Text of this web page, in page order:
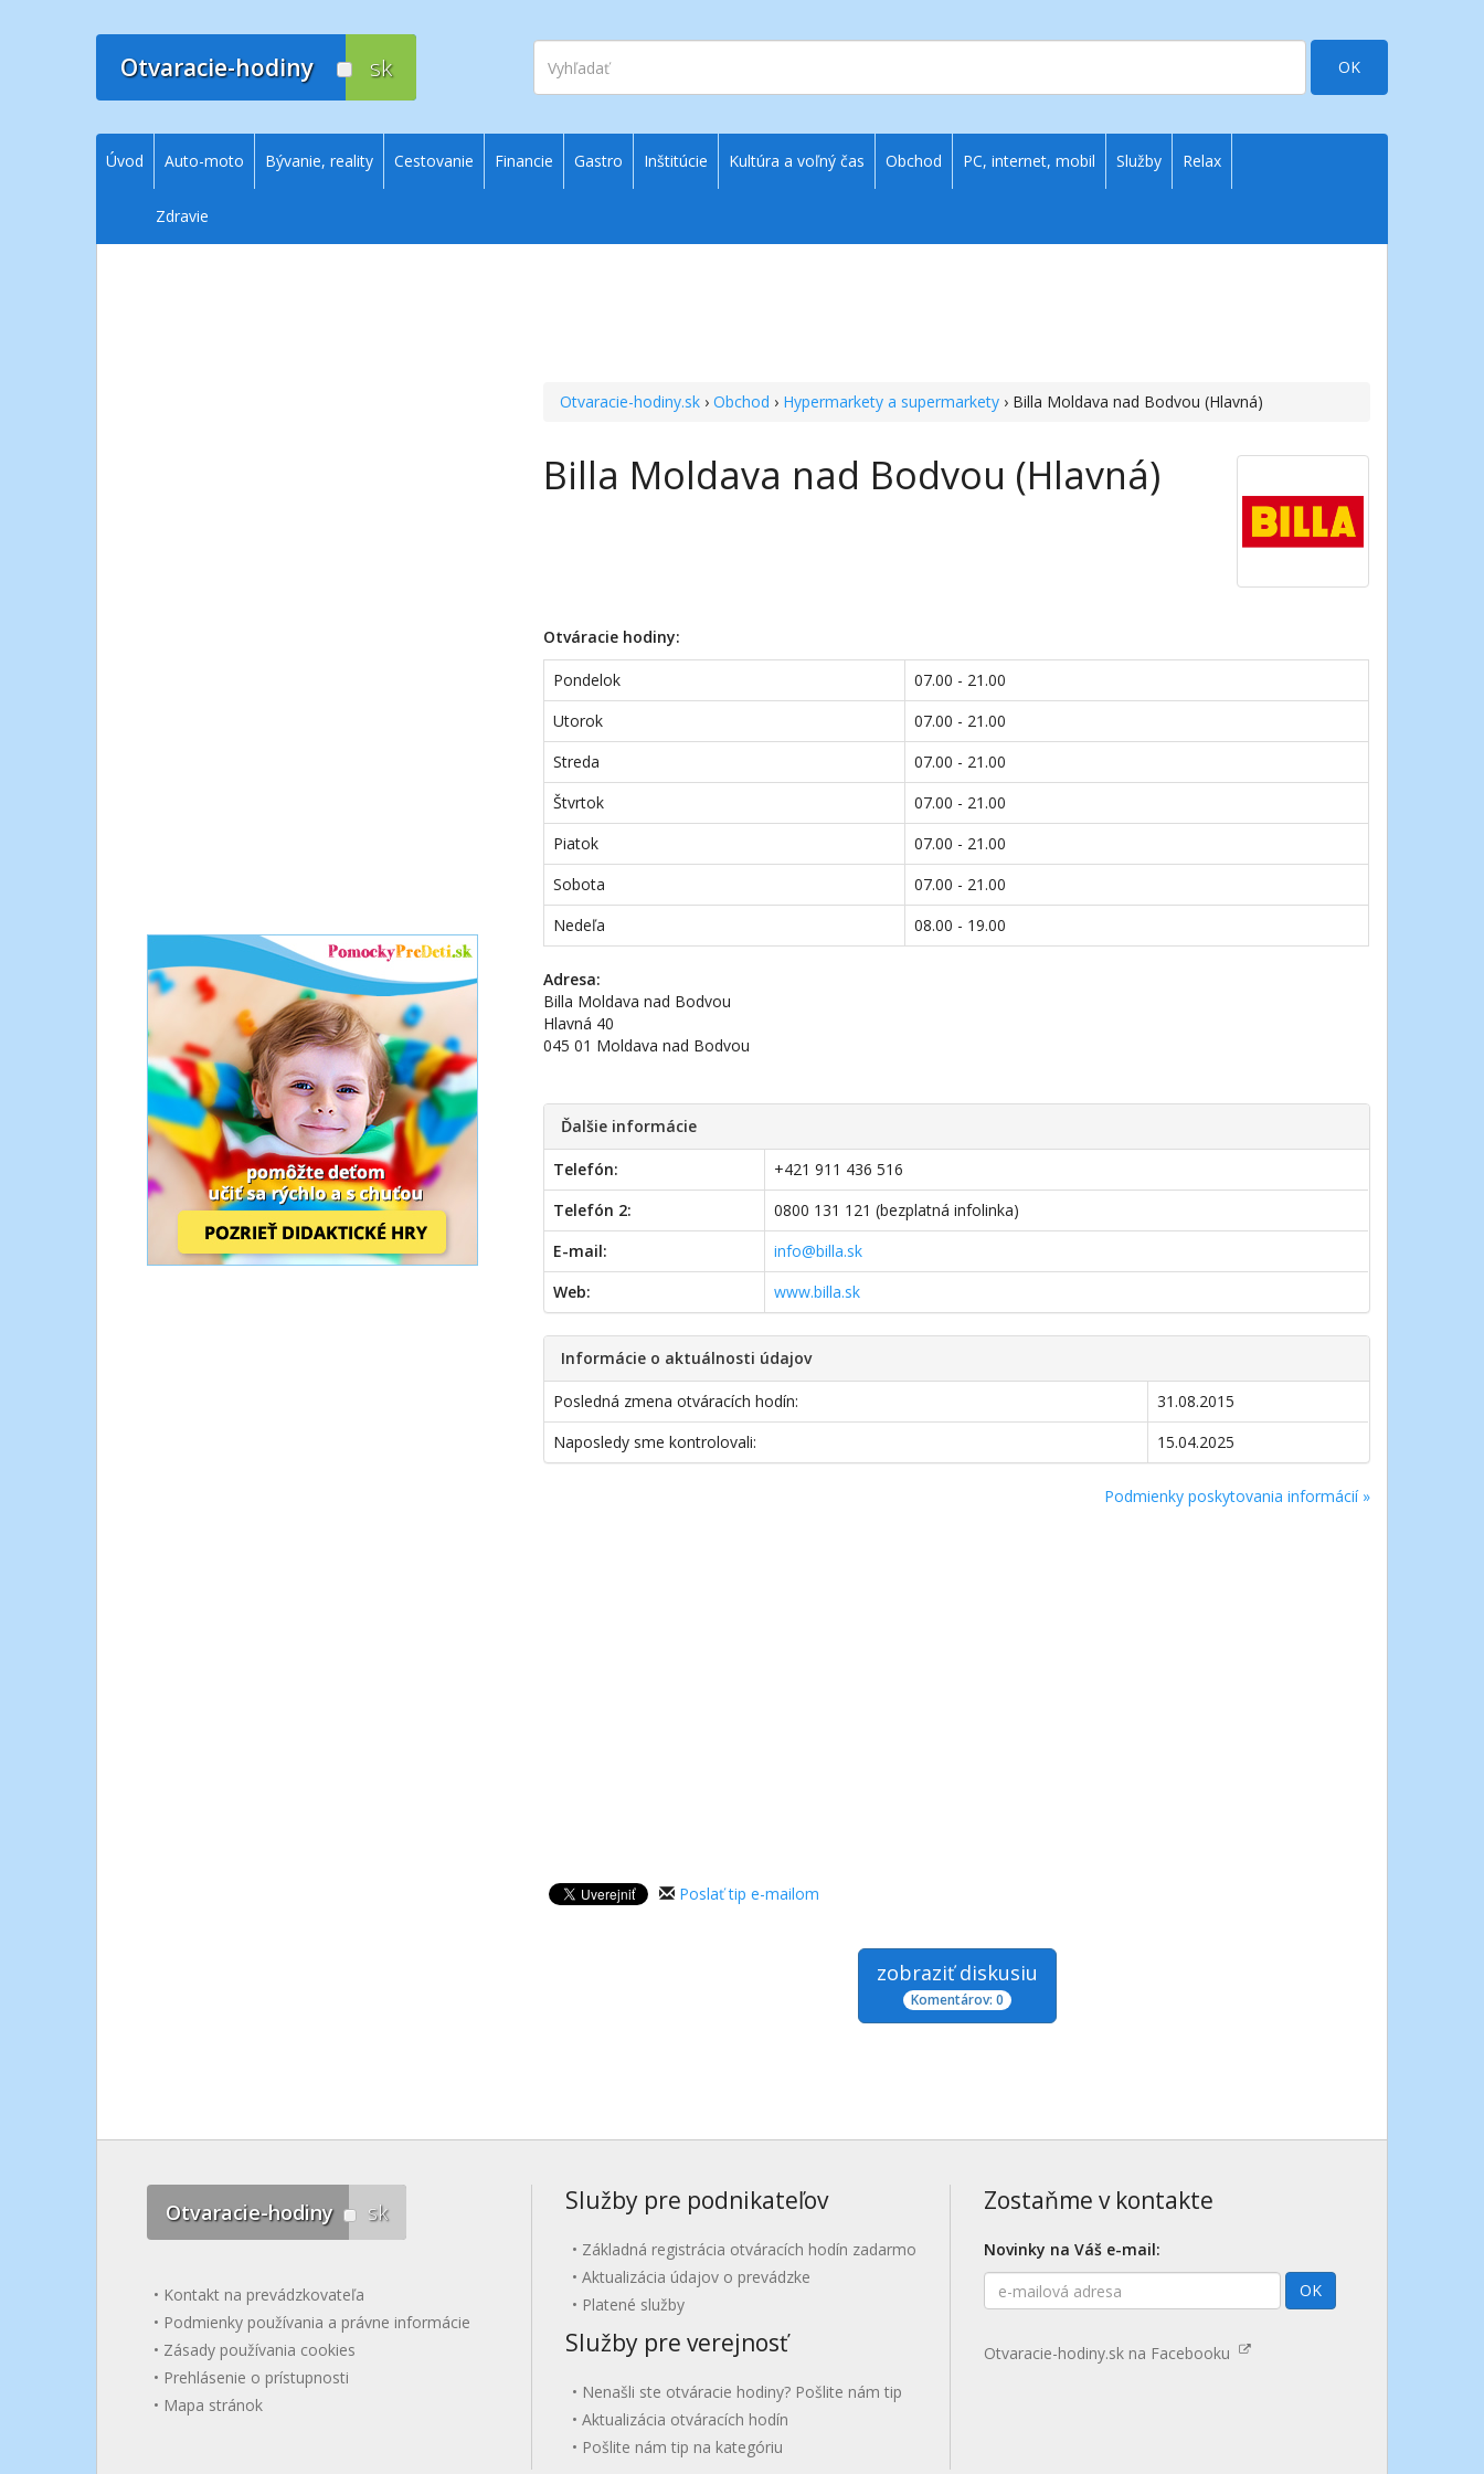
Otvaracie-hodiny sk
Vyhľadať
OK
Otvaracie-hodiny.sk ›Obchod › Hypermarkety a supermarkety › Billa Moldava nad Bodvou (Hlavná)
Billa Moldava nad Bodvou (Hlavná)
Otváracie hodiny:
Pondelok
07.00 - 21.00
Utorok
07.00 - 21.00
Streda
07.00 - 21.00
Štvrtok
07.00 - 21.00
Piatok
07.00 - 21.00
Sobota
07.00 - 21.00
Nedeľa
08.00 - 19.00
Adresa:
Billa Moldava nad Bodvou
Hlavná 40
045 01 Moldava nad Bodvou
Ďalšie informácie
Telefón:
+421 911 436 516
Telefón 2:
0800 131 121 (bezplatná infolinka)
E-mail:
info@billa.sk
Web:
www.billa.sk
Informácie o aktuálnosti údajov
Posledná zmena otváracích hodín:
31.08.2015
Naposledy sme kontrolovali:
15.04.2025
Podmienky poskytovania informácií »
Poslať tip e-mailom
zobraziť diskusiu
Komentárov: 0
Otvaracie-hodiny sk
Kontakt na prevádzkovateľa
Podmienky používania a právne informácie
Zásady používania cookies
Prehlásenie o prístupnosti
Mapa stránok
Služby pre podnikateľov
Základná registrácia otváracích hodín zadarmo
Aktualizácia údajov o prevádzke
Platené služby
Služby pre verejnosť
Nenašli ste otváracie hodiny? Pošlite nám tip
Aktualizácia otváracích hodín
Pošlite nám tip na kategóriu
Zostaňme v kontakte
Novinky na Váš e-mail:
E-
mailová
OK
Otvaracie-hodiny.sk na Facebooku
Úvod Auto-moto Bývanie, reality Cestovanie Financie Gastro Inštitúcie Kultúra a voľný čas Obchod PC, internet, mobil Služby Relax
Zdravie